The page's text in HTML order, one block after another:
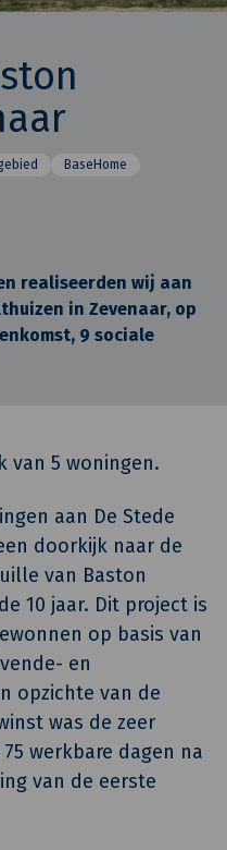
BaseHome
realiseerden wij aan
in Zevenaar, op
9 sociale
van 5 woningen.
aan De Stede
doorkijk naar de
van Baston
10 jaar. Dit project is
op basis van
en
opzichte van de
was de zeer
werkbare dagen na
van de eerste